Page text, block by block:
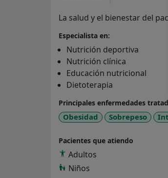
La salud y el bienestar del
Especialista en:
Nutrición deportiva
Nutrición clínica
Educación nutricional
Dietoterapia
Principales enfermedades
Obesidad Sobrepeso
Pacientes que atiendo
Adultos
Niños